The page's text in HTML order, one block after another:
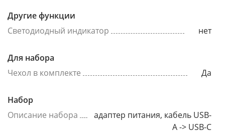
Другие функции
Светодиодный индикатор
нет
Для набора
Чехол в комплекте
Да
Набор
Описание набора
адаптер питания, кабель USB-
A -> USB-C